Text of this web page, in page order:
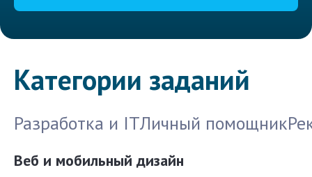
Категории заданий
Разработка и ITЛичный помощник
Веб и мобильный дизайн